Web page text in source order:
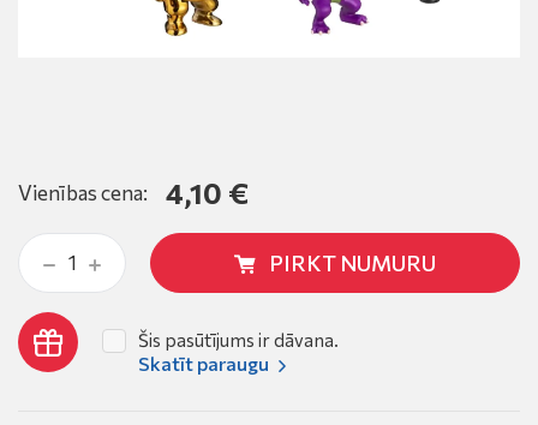
Vienības cena: 4,10 €
PIRKT NUMURU
Šis pasūtījums ir dāvana.
Skatīt paraugu